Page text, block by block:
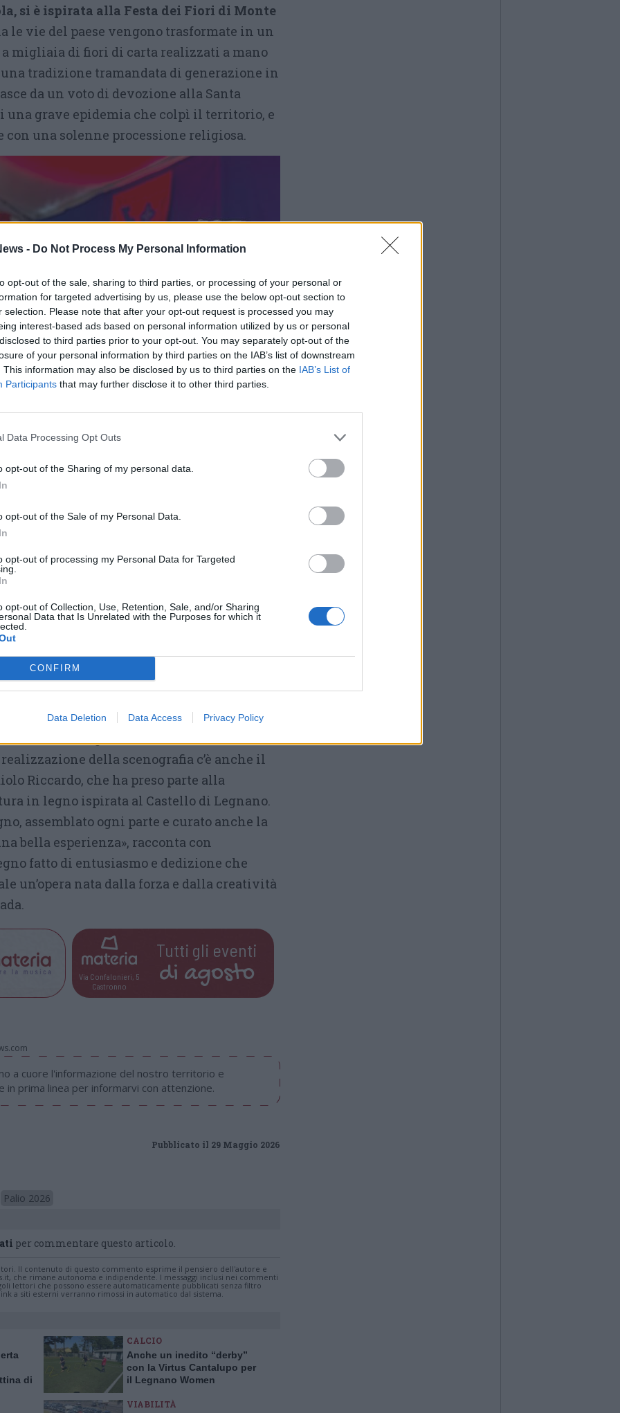
- Do Not Process My Personal Information
opt-out of the sale, sharing to third parties, or processing of your personal or
for targeted advertising by us, please use the below opt-out section to
selection. Please note that after your opt-out request is processed you may
interest-based ads based on personal information utilized by us or personal
to third parties prior to your opt-out. You may separately opt-out of the
of your personal information by third parties on the IAB’s list of downstream
This information may also be disclosed by us to third parties on the IAB’s List of
Participants that may further disclose it to other third parties.
Data Processing Opt Outs
opt-out of the Sharing of my personal data.
opt-out of the Sale of my Personal Data.
opt-out of processing my Personal Data for Targeted
opt-out of Collection, Use, Retention, Sale, and/or Sharing
Data that Is Unrelated with the Purposes for which it
CONFIRM
Data Deletion Data Access Privacy Policy
si è ispirata alla Festa dei Fiori di Monte
le vie del paese vengono trasformate in un
migliaia di fiori di carta realizzati a mano
tradizione tramandata di generazione in
da un voto di devozione alla Santa
una grave epidemia che colpì il territorio, e
una solenne processione religiosa.
del gruppo
il gonfaloniere Fabio Guzzetti, Jack
Giovani rossoblù hanno ideato e
ispirata al Castello di Legnano che ha
Reggenza. Una struttura dal forte valore
dai fiori di carta realizzati
gran priore non reggente della
creatività ha aggiunto un tocco di colore e
Il risultato è stato un lavoro corale
passione e spirito di collaborazione,
contraddistinguono la vita della Contrada.
della scenografia c’è anche il
Riccardo, che ha preso parte alla
in legno ispirata al Castello di Legnano.
assemblato ogni parte e curato anche la
bella esperienza», racconta con
fatto di entusiasmo e dedizione che
un’opera nata dalla forza e dalla creatività
Via Confalonieri, 5
Castronno
Tutti gli eventi
di agosto
a cuore l'informazione del nostro territorio e
in prima linea per informarvi con attenzione.
Pubblicato il 29 Maggio 2026
Palio 2026
per commentare questo articolo.
Il contenuto di questo commento esprime il pensiero dell'autore e
che rimane autonoma e indipendente. I messaggi inclusi nei commenti
lettori che possono essere automaticamente pubblicati senza filtro
a siti esterni verranno rimossi in automatico dal sistema.
di
CALCIO
Anche un inedito “derby”
con la Virtus Cantalupo per
il Legnano Women
VIABILITÀ